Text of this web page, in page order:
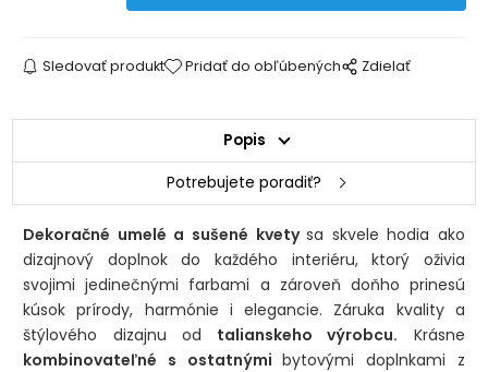
Sledovať produkt Pridať do obľúbených Zdielať
Popis
Potrebujete poradiť?
Dekoračné umelé a sušené kvetysa skvele hodia ako
dizajnový doplnok do každého interiéru, ktorý oživia
svojimi jedinečnými farbami a zároveň doňho prinesú
kúsok prírody, harmónie i elegancie. Záruka kvality a
štýlového dizajnu od talianskeho výrobcu. Krásne
kombinovateľné s ostatnýmibytovými doplnkami z